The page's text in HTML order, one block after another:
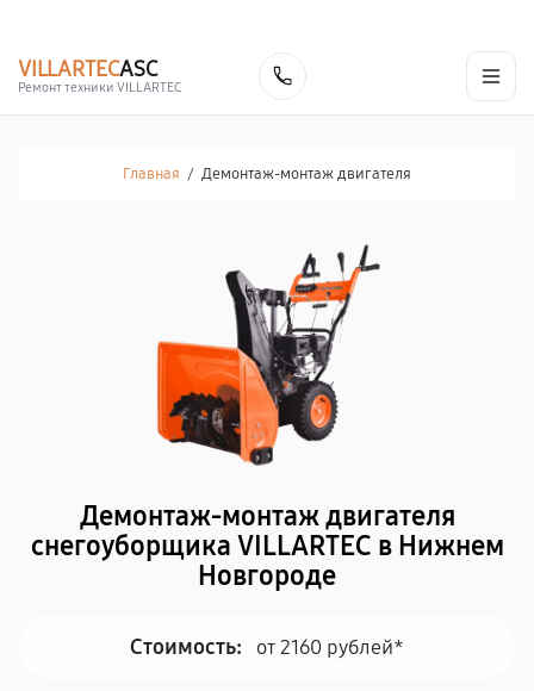
VILLARTECASC
Ремонт техники VILLARTEC
Главная / Демонтаж-монтаж двигателя
Демонтаж-монтаж двигателя
снегоуборщика VILLARTEC в Нижнем
Новгороде
Стоимость: от 2160 рублей*